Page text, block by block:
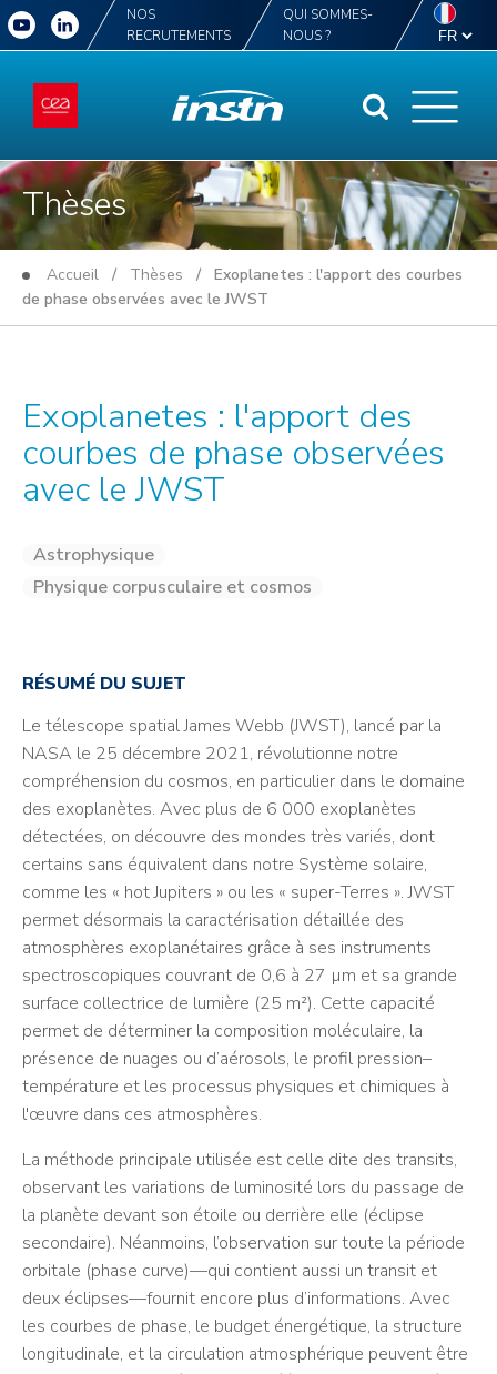
NOS
RECRUTEMENTS
QUI SOMMES-
NOUS ?
Thèses
Accueil / Thèses / Exoplanetes : l'apport des courbes
de phase observées avec le JWST
Exoplanetes : l'apport des
courbes de phase observées
avec le JWST
Astrophysique
Physique corpusculaire et cosmos
RÉSUMÉ DU SUJET
Le télescope spatial James Webb (JWST), lancé par la
NASA le 25 décembre 2021, révolutionne notre
compréhension du cosmos, en particulier dans le domaine
des exoplanètes. Avec plus de 6 000 exoplanètes
détectées, on découvre des mondes très variés, dont
certains sans équivalent dans notre Système solaire,
comme les « hot Jupiters » ou les « super-Terres ». JWST
permet désormais la caractérisation détaillée des
atmosphères exoplanétaires grâce à ses instruments
spectroscopiques couvrant de 0,6 à 27 µm et sa grande
surface collectrice de lumière (25 m²). Cette capacité
permet de déterminer la composition moléculaire, la
présence de nuages ou d’aérosols, le profil pression–
température et les processus physiques et chimiques à
l'œuvre dans ces atmosphères.
La méthode principale utilisée est celle dite des transits,
observant les variations de luminosité lors du passage de
la planète devant son étoile ou derrière elle (éclipse
secondaire). Néanmoins, l’observation sur toute la période
orbitale (phase curve)—qui contient aussi un transit et
deux éclipses—fournit encore plus d’informations. Avec
les courbes de phase, le budget énergétique, la structure
longitudinale, et la circulation atmosphérique peuvent être